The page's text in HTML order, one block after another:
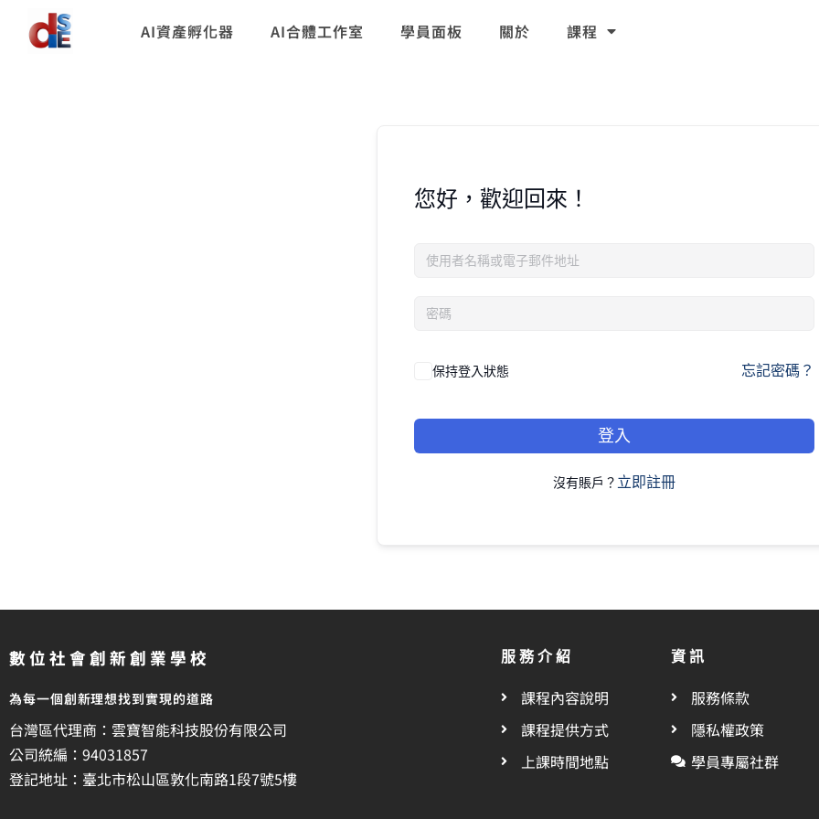
AI資產孵化器 AI合體工作室 學員面板 關於 課程
您好，歡迎回來！
保持登入狀態 忘記密碼？
登入
沒有賬戶？ 立即註冊
數位社會創新創業學校
為每一個創新理想找到實現的道路
台灣區代理商：雲寶智能科技股份有限公司
公司統編：94031857
登記地址：臺北市松山區敦化南路1段7號5樓
服務介紹
課程內容說明
課程提供方式
上課時間地點
資訊
服務條款
隱私權政策
學員專屬社群